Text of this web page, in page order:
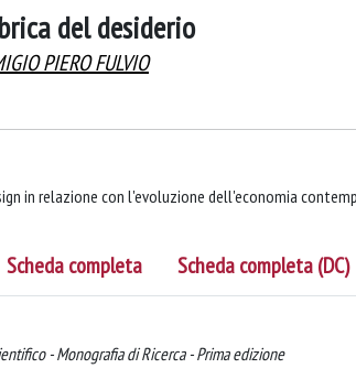
del desiderio
PIERO FULVIO
in relazione con l'evoluzione dell'economia
Scheda completa Scheda completa (DC)
- Monografia di Ricerca - Prima edizione